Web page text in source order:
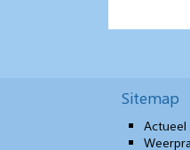
Sitemap
Actueel